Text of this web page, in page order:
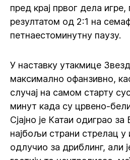
пред крај првог дела игре,
резултатом од 2:1 на
петнаестоминутну паузу.
У наставку утакмице
максимално офанзивно,
случај на самом старту
минут када су црвено-
Сјајно је Катаи одиграо
најбољи страни стрелац у
одлучио за дриблинг, али